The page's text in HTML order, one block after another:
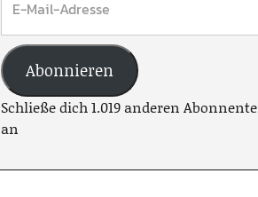
Abonnieren
Schließe dich 1.019 anderen
an